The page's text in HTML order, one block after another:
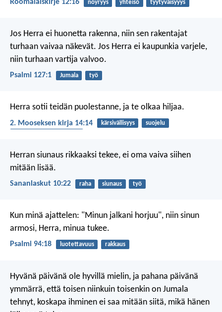
Roomalaiskirje 12:16 nöyryys yhteisö tyytyväisyyys
Jos Herra ei huonetta rakenna, niin sen rakentajat
turhaan vaivaa näkevät. Jos Herra ei kaupunkia varjele,
niin turhaan vartija valvoo.
Psalmi 127:1 Jumala työ
Herra sotii teidän puolestanne, ja te olkaa hiljaa.
2. Mooseksen kirja 14:14 kärsivällisyys
suojelu
Herran siunaus rikkaaksi tekee, ei oma vaiva siihen
mitään lisää.
Sananlaskut 10:22 raha siunaus työ
Kun minä ajattelen: "Minun jalkani horjuu", niin sinun
armosi, Herra, minua tukee.
Psalmi 94:18 luotettavuus rakkaus
Hyvänä päivänä ole hyvillä mielin, ja pahana päivänä
ymmärrä, että toisen niinkuin toisenkin on Jumala
tehnyt, koskapa ihminen ei saa mitään siitä, mikä hänen